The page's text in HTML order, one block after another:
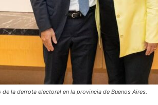
de la derrota electoral en la provincia de Buenos Aires.